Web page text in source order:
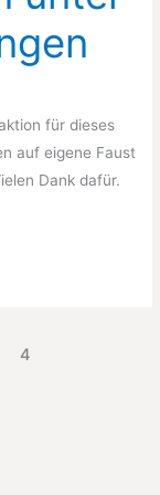
für dieses
auf eigene Faust
Dank dafür.
4